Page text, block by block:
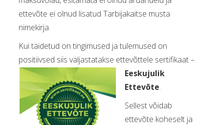
ettevõte ei olnud lisatud Tarbijakaitse musta
nimekirja.
Kui täidetud on tingimused ja tulemused on
positiivsed siis väljastatakse ettevõttele sertifikaat –
Eeskujulik
Ettevõte.
Sellest võidab
ettevõte koheselt ja